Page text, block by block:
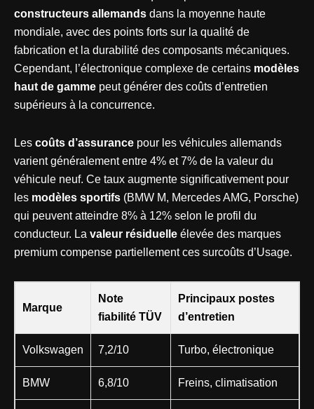
constructeurs allemands dans la moyenne haute
mondiale, avec des points forts sur la qualité de
fabrication et la durabilité des composants mécaniques.
Cependant, l’électronique complexe de certains modèles
haut de gamme peut générer des coûts d’entretien
supérieurs à la concurrence.
Les coûts d’assurance pour les véhicules allemands
varient généralement entre 4% et 7% de la valeur du
véhicule neuf. Ce taux augmente significativement pour
les modèles sportifs (BMW M, Mercedes AMG, Porsche)
qui peuvent atteindre 8% à 12% selon le profil du
conducteur. La valeur résiduelle élevée des marques
premium compense partiellement ces surcoûts d’Usage.
Marque
Note
fiabilité TÜV
Principaux postes
d’entretien
Volkswagen 7,2/10 Turbo, électronique
BMW 6,8/10 Freins, climatisation